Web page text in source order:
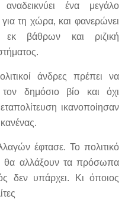
ένα μεγάλο
τη χώρα, και φανερώνει
βάθρων και ριζική
άνδρες πρέπει να
δημόσιο βίο και όχι
ικανοποίησαν
έφτασε. Το πολιτικό
θα αλλάξουν τα πρόσωπα
δεν υπάρχει. Κι όποιος